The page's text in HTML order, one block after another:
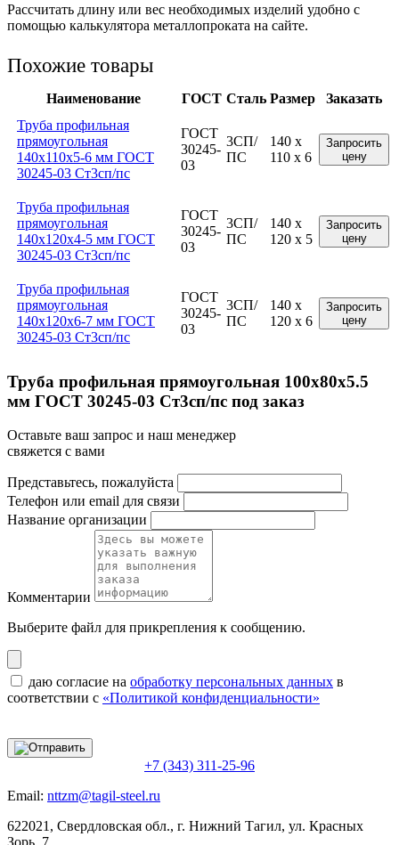
Рассчитать длину или вес необходимых изделий удобно с
помощью калькулятора металлопроката на сайте.
Похожие товары
Наименование ГОСТ Сталь Размер
Заказать
Труба профильная
прямоугольная
140x110x5-6 мм ГОСТ
30245-03 Ст3сп/пс
ГОСТ
30245-
03
3СП/
ПС
140 x
110 x 6
Запросить
цену
Труба профильная
прямоугольная
140x120x4-5 мм ГОСТ
30245-03 Ст3сп/пс
ГОСТ
30245-
03
3СП/
ПС
140 x
120 x 5
Запросить
цену
Труба профильная
прямоугольная
140x120x6-7 мм ГОСТ
30245-03 Ст3сп/пс
ГОСТ
30245-
03
3СП/
ПС
140 x
120 x 6
Запросить
цену
Труба профильная прямоугольная 100x80x5.5
мм ГОСТ 30245-03 Ст3сп/пс под заказ
Оставьте ваш запрос и наш менеджер
свяжется с вами
Представьтесь, пожалуйста
Телефон или email для связи
Название организации
Комментарии
Выберите файл для прикрепления к сообщению.
даю согласие на обработку персональных данных в
соответствии с «Политикой конфиденциальности»
+7 (343) 311-25-96
Email: nttzm@tagil-steel.ru
622021, Свердловская обл., г. Нижний Тагил, ул. Красных